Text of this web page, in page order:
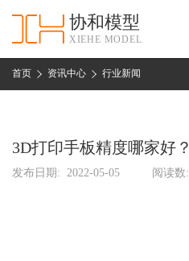
协和模型
XIEHE MODEL
首页 资讯中心 行业新闻
3D打印手板精度哪家好？
发布日期: 2022-05-05 阅读数:
协
和